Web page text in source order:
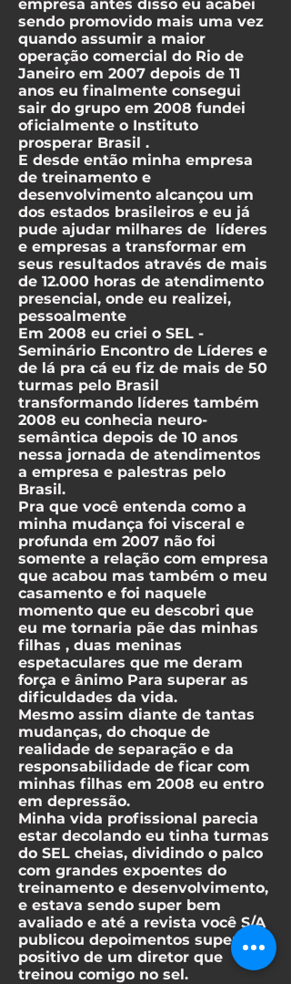
empresa antes disso eu acabei
sendo promovido mais uma vez
quando assumir a maior
operação comercial do Rio de
Janeiro em 2007 depois de 11
anos eu finalmente consegui
sair do grupo em 2008 fundei
oficialmente o Instituto
prosperar Brasil .
E desde então minha empresa
de treinamento e
desenvolvimento alcançou um
dos estados brasileiros e eu já
pude ajudar milhares de líderes
e empresas a transformar em
seus resultados através de mais
de 12.000 horas de atendimento
presencial, onde eu realizei,
pessoalmente
Em 2008 eu criei o SEL -
Seminário Encontro de Líderes e
de lá pra cá eu fiz de mais de 50
turmas pelo Brasil
transformando líderes também
2008 eu conhecia neuro-
semântica depois de 10 anos
nessa jornada de atendimentos
a empresa e palestras pelo
Brasil.
Pra que você entenda como a
minha mudança foi visceral e
profunda em 2007 não foi
somente a relação com empresa
que acabou mas também o meu
casamento e foi naquele
momento que eu descobri que
eu me tornaria pãe das minhas
filhas , duas meninas
espetaculares que me deram
força e ânimo Para superar as
dificuldades da vida.
Mesmo assim diante de tantas
mudanças, do choque de
realidade de separação e da
responsabilidade de ficar com
minhas filhas em 2008 eu entro
em depressão.
Minha vida profissional parecia
estar decolando eu tinha turmas
do SEL cheias, dividindo o palco
com grandes expoentes do
treinamento e desenvolvimento,
e estava sendo super bem
avaliado e até a revista você S/A
publicou depoimentos super
positivo de um diretor que
treinou comigo no sel.